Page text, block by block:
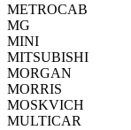
METROCAB
MG
MINI
MITSUBISHI
MORGAN
MORRIS
MOSKVICH
MULTICAR